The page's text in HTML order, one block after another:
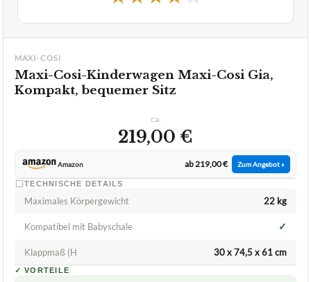
MAXI-COSI
Maxi-Cosi-Kinderwagen Maxi-Cosi Gia,
Kompakt, bequemer Sitz
ca.
219,00 €
Amazon ab 219,00 € Zum Angebot »
TECHNISCHE DETAILS
Maximales Körpergewicht 22 kg
Kompatibel mit Babyschale ✓
Klappmaß (H ‎30 x 74,5 x 61 cm
✓ VORTEILE